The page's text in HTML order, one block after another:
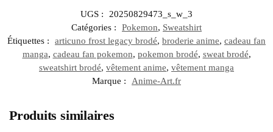
UGS :
20250829473_s_w_3
Catégories :
Pokemon, Sweatshirt
Étiquettes :
articuno frost legacy brodé, broderie anime, cadeau fan
manga, cadeau fan pokemon, pokemon brodé, sweat brodé,
sweatshirt brodé, vêtement anime, vêtement manga
Marque :
Anime-Art.fr
Produits similaires